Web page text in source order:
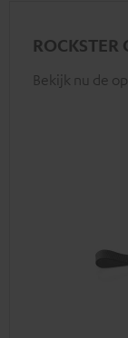
ROCKSTER
Bekijk nu de